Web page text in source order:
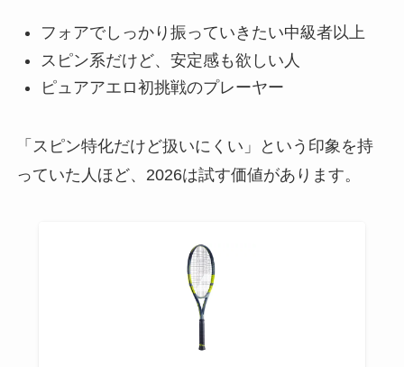
フォアでしっかり振っていきたい中級者以上
スピン系だけど、安定感も欲しい人
ピュアアエロ初挑戦のプレーヤー
「スピン特化だけど扱いにくい」という印象を持
っていた人ほど、2026は試す価値があります。